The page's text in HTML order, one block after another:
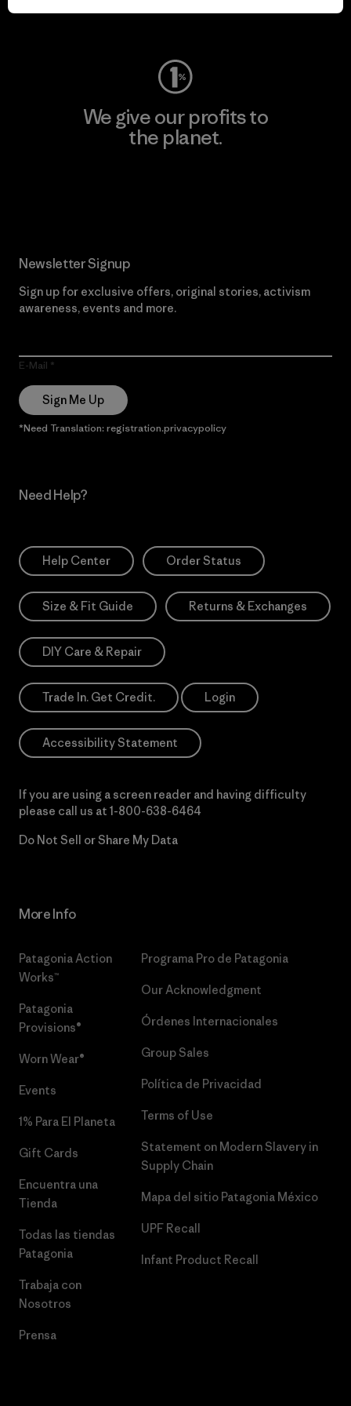
Visit Worn Wear
We give our profits to
the planet.
Newsletter Signup
Sign up for exclusive offers, original stories, activism
awareness, events and more.
E-Mail
Sign Me Up
*Need Translation: registration.privacypolicy
Need Help?
Help Center Order Status
Size & Fit Guide Returns & Exchanges
DIY Care & Repair
Trade In. Get Credit. Login
Accessibility Statement
If you are using a screen reader and having difficulty
please call us at 1-800-638-6464
Do Not Sell or Share My Data
More Info
Patagonia Action
Works™
Patagonia
Provisions®
Worn Wear®
Events
1% Para El Planeta
Gift Cards
Encuentra una
Tienda
Todas las tiendas
Patagonia
Trabaja con
Nosotros
Prensa
Programa Pro de Patagonia
Our Acknowledgment
Órdenes Internacionales
Group Sales
Política de Privacidad
Terms of Use
Statement on Modern Slavery in
Supply Chain
Mapa del sitio Patagonia México
UPF Recall
Infant Product Recall